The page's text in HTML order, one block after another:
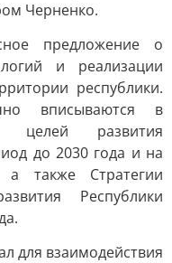
Черненко.
предложение о
и реализации
республики.
вписываются в
целей развития
до 2030 года и на
также Стратегии
Республики
для взаимодействия